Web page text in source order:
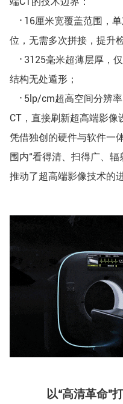
· 16厘米宽覆盖范围，
位，无需多次拼接，提升
· 3125毫米超薄层厚，
结构无处遁形；
· 5lp/cm超高空间分辨
CT，直接刷新超高端影像
凭借独创的硬件与软件一
围内“看得清、扫得广、
推动了超高端影像技术的进
以“高清革命”